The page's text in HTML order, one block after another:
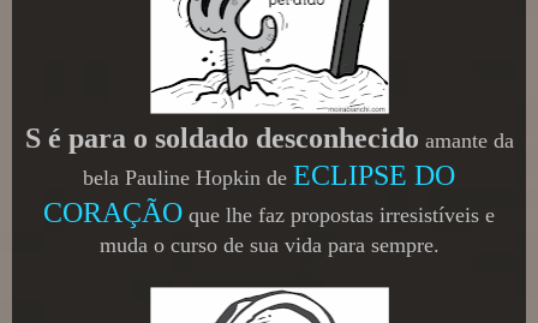
S é para o soldado desconhecido amante da
bela Pauline Hopkin de ECLIPSE DO
CORAÇÃO que lhe faz propostas irresistíveis e
muda o curso de sua vida para sempre.